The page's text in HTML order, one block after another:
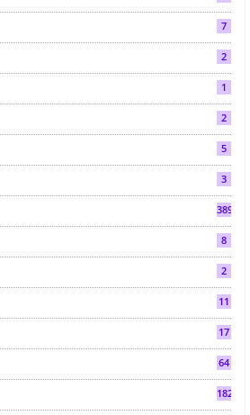
7
2
1
2
5
3
3892
8
2
11
17
64
182